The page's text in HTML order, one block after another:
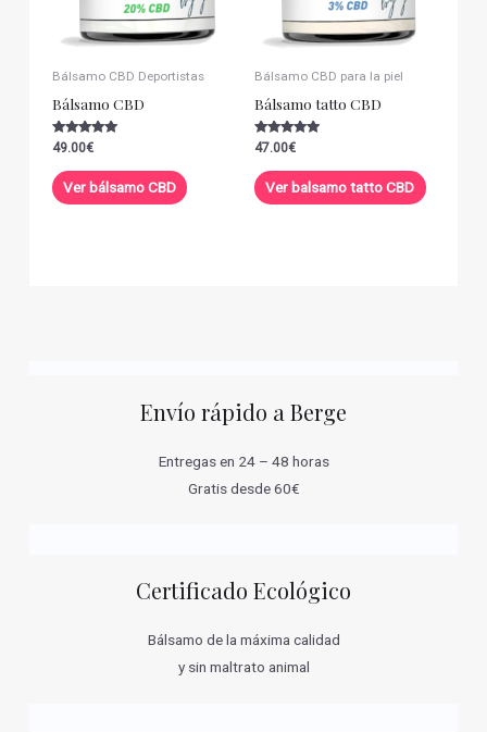
Bálsamo CBD Deportistas
Bálsamo CBD
Valorado con
de 5
49.00€
Ver bálsamo CBD
Bálsamo CBD para la piel
Bálsamo tatto CBD
Valorado con
de 5
47.00€
Ver balsamo tatto CBD
Envío rápido a Berge
Entregas en 24 – 48 horas
Gratis desde 60€
Certificado Ecológico
Bálsamo de la máxima calidad
y sin maltrato animal